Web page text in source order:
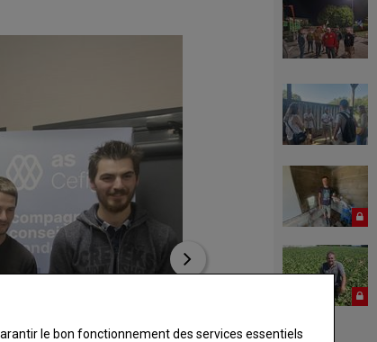
le bon fonctionnement des services essentiels